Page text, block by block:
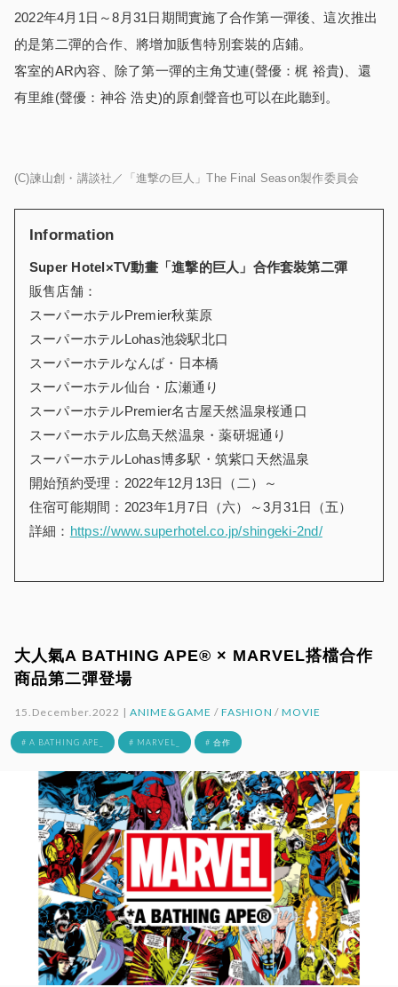
2022年4月1日～8月31日期間實施了合作第一彈後、這次推出
的是第二彈的合作、將增加販售特別套裝的店鋪。
客室的AR內容、除了第一彈的主角艾連(聲優：梶 裕貴)、還
有里維(聲優：神谷 浩史)的原創聲音也可以在此聽到。
(C)諫山創・講談社／「進撃の巨人」The Final Season製作委員会
Information
Super Hotel×TV動畫「進撃的巨人」合作套裝第二彈
販售店舗：
スーパーホテルPremier秋葉原
スーパーホテルLohas池袋駅北口
スーパーホテルなんば・日本橋
スーパーホテル仙台・広瀬通り
スーパーホテルPremier名古屋天然温泉桜通口
スーパーホテル広島天然温泉・薬研堀通り
スーパーホテルLohas博多駅・筑紫口天然温泉
開始預約受理：2022年12月13日（二）～
住宿可能期間：2023年1月7日（六）～3月31日（五）
詳細： https://www.superhotel.co.jp/shingeki-2nd/
大人氣A BATHING APE®︎ × MARVEL搭檔合作
商品第二彈登場
15.December.2022 |ANIME&GAME / FASHION /MOVIE
# A BATHING APE_ # MARVEL_ # 合作